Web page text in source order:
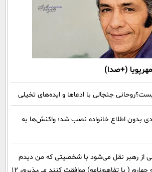
(+صدا)
جنجالی با ادعاها و ایده‌های تخیلی
بدون اطلاع خانواده نصب شد؛ واکنش‌ها به
از رهبر نقل می‌شود با شخصیتی که من دیدم